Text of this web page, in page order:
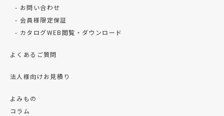
お問い合わせ
会員様限定保証
カタログWEB閲覧・ダウンロード
よくあるご質問
法人様向けお見積り
よみもの
コラム